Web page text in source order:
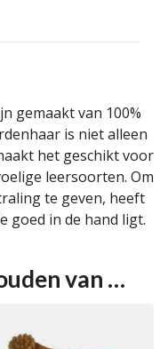
gemaakt van 100%
is niet alleen
het geschikt voor
leersoorten. Om
te geven, heeft
goed in de hand ligt.
van …